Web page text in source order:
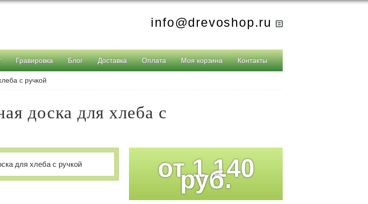
info@drevoshop.ru
Гравировка Блог Доставка Оплата Моя корзина Контакты
с ручкой
доска для хлеба с
от1 140
руб.